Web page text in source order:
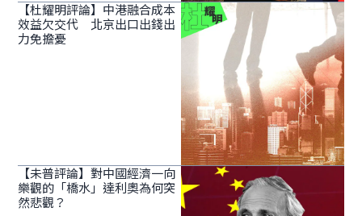
【杜耀明評論】中港融合成本
效益欠交代 北京出口出錢出
力免擔憂
【未普評論】對中國經濟一向
樂觀的「橋水」達利奧為何突
然悲觀？